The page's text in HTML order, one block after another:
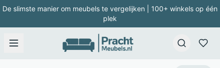
De slimste manier om meubels te vergelijken | 100+ winkels op één
plek